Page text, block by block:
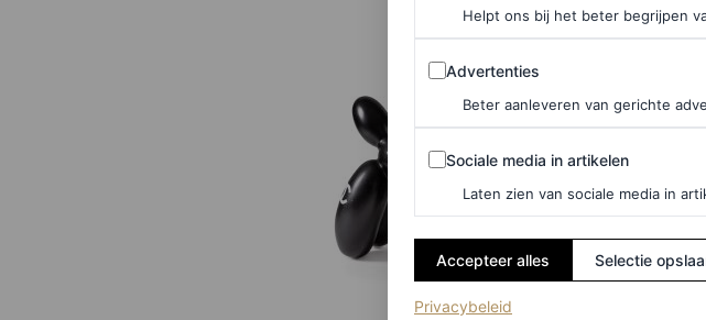
Helpt ons bij het beter begrijpen
Advertenties
Advertenties
Beter aanleveren van gerichte
Sociale media in artikelen
Sociale media in artikelen
Laten zien van sociale media in
Accepteer alles Selectie
Privacybeleid